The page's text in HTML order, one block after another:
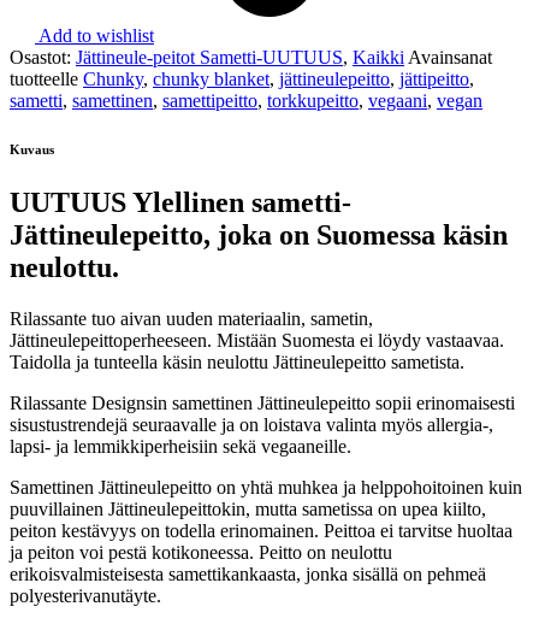
Add to wishlist
Osastot: Jättineule-peitot Sametti-UUTUUS, Kaikki Avainsanat
tuotteelle Chunky, chunky blanket, jättineulepeitto, jättipeitto,
sametti, samettinen, samettipeitto, torkkupeitto, vegaani, vegan
Kuvaus
UUTUUS Ylellinen sametti-
Jättineulepeitto, joka on Suomessa käsin
neulottu.
Rilassante tuo aivan uuden materiaalin, sametin,
Jättineulepeittoperheeseen. Mistään Suomesta ei löydy vastaavaa.
Taidolla ja tunteella käsin neulottu Jättineulepeitto sametista.
Rilassante Designsin samettinen Jättineulepeitto sopii erinomaisesti
sisustustrendejä seuraavalle ja on loistava valinta myös allergia-,
lapsi- ja lemmikkiperheisiin sekä vegaaneille.
Samettinen Jättineulepeitto on yhtä muhkea ja helppohoitoinen kuin
puuvillainen Jättineulepeittokin, mutta sametissa on upea kiilto,
peiton kestävyys on todella erinomainen. Peittoa ei tarvitse huoltaa
ja peiton voi pestä kotikoneessa. Peitto on neulottu
erikoisvalmisteisesta samettikankaasta, jonka sisällä on pehmeä
polyesterivanutäyte.